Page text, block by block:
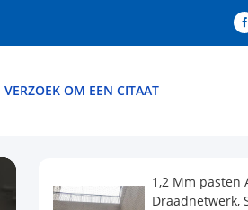
VERZOEK OM EEN CITAAT
1,2 Mm pasten
Draadnetwerk,